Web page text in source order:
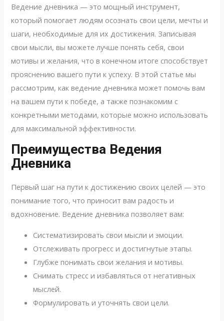
Ведение дневника — это мощный инструмент,
который помогает людям осознать свои цели, мечты и
шаги, необходимые для их достижения. Записывая
свои мысли, вы можете лучше понять себя, свои
мотивы и желания, что в конечном итоге способствует
прояснению вашего пути к успеху. В этой статье мы
рассмотрим, как ведение дневника может помочь вам
на вашем пути к победе, а также познакомим с
конкретными методами, которые можно использовать
для максимальной эффективности.
Преимущества Ведения
Дневника
Первый шаг на пути к достижению своих целей — это
понимание того, что приносит вам радость и
вдохновение. Ведение дневника позволяет вам:
Систематизировать свои мысли и эмоции.
Отслеживать прогресс и достигнутые этапы.
Глубже понимать свои желания и мотивы.
Снимать стресс и избавляться от негативных
мыслей.
Формулировать и уточнять свои цели.